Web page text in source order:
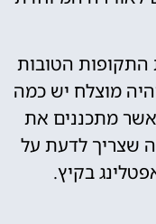
התקופות הטובות
מוצלח יש כמה
מתכננים את
שצריך לדעת על
בקיץ.